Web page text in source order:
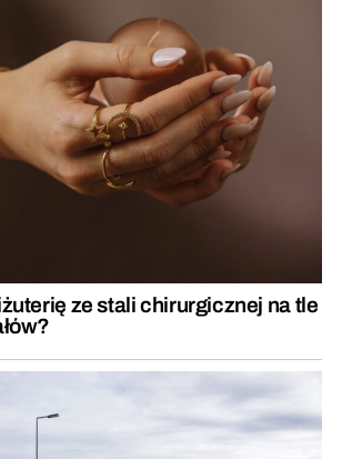
ze stali chirurgicznej na tle